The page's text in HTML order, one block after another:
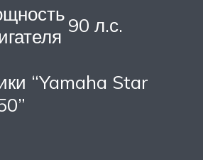
90 л.с.
“Yamaha Star